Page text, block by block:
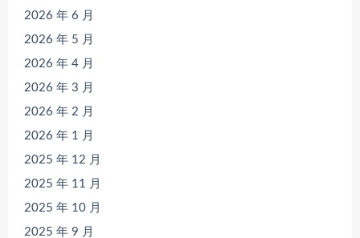
2026 年 6 月
2026 年 5 月
2026 年 4 月
2026 年 3 月
2026 年 2 月
2026 年 1 月
2025 年 12 月
2025 年 11 月
2025 年 10 月
2025 年 9 月